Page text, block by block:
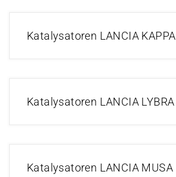
Katalysatoren LANCIA KAPPA
Katalysatoren LANCIA LYBRA
Katalysatoren LANCIA MUSA